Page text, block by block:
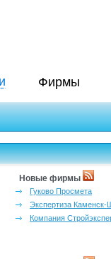
Фирмы
Новые фирмы
Гуково Просмета
Экспертиза Каменск-
Компания